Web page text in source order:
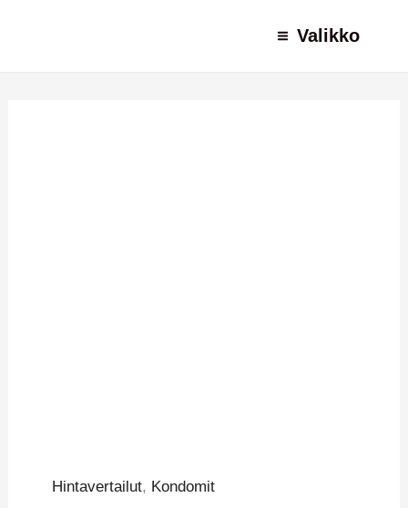
Valikko
Hintavertailut, Kondomit